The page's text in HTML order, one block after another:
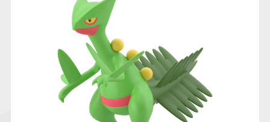
仮面ライダーシリー
ズ
ガンダムシリーズ アンパンマン
キャラパキ
にふぉるめーしょん
＆スクエアシール
ポケモンスケールワ
ールド